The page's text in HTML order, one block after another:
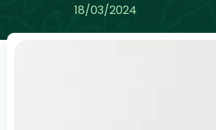
18/03/2024